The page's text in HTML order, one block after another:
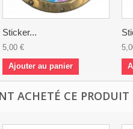
Sticker...
5,00 €
Ajouter au panier
ACHETÉ CE